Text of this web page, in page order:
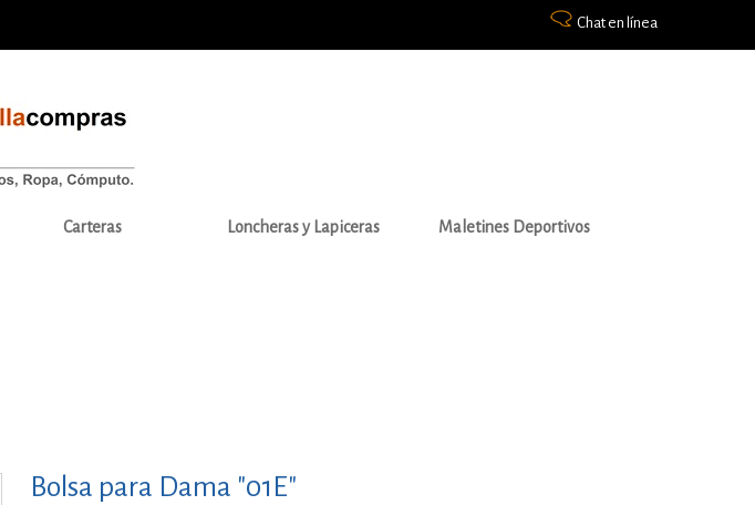
Chat en línea
Carteras Loncheras y Lapiceras Maletines Deportivos
Bolsa para Dama "01E"